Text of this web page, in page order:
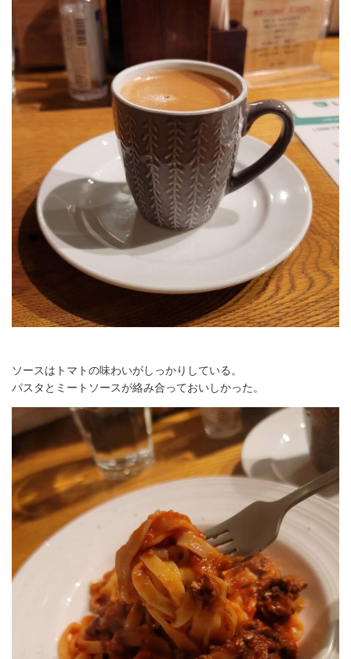
ソースはトマトの味わいがしっかりしている。
パスタとミートソースが絡み合っておいしかった。